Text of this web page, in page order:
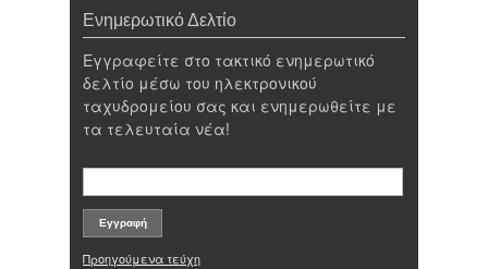
Ενημερωτικό Δελτίο
Εγγραφείτε στο τακτικό ενημερωτικό
δελτίο μέσω του ηλεκτρονικού
ταχυδρομείου σας και ενημερωθείτε με
τα τελευταία νέα!
Προηγούμενα τεύχη